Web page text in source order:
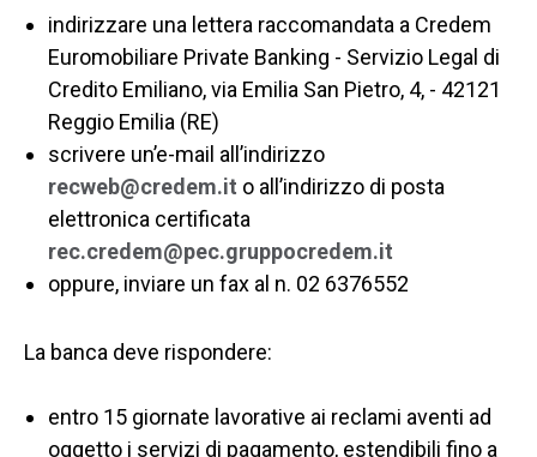
indirizzare una lettera raccomandata a Credem
Euromobiliare Private Banking - Servizio Legal di
Credito Emiliano, via Emilia San Pietro, 4, - 42121
Reggio Emilia (RE)
scrivere un’e-mail all’indirizzo
recweb@credem.it o all’indirizzo di posta
elettronica certificata
rec.credem@pec.gruppocredem.it
oppure, inviare un fax al n. 02 6376552
La banca deve rispondere:
entro 15 giornate lavorative ai reclami aventi ad
oggetto i servizi di pagamento, estendibili fino a